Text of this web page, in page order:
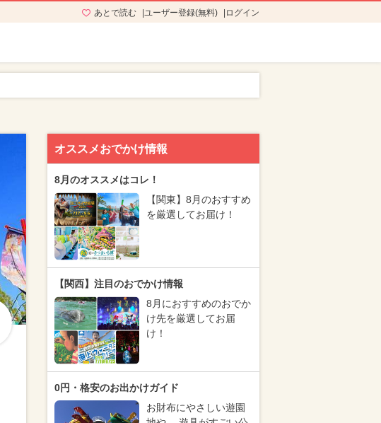
あとで読む ユーザー登録(無料) ログイン
オススメおでかけ情報
8月のオススメはコレ！
【関東】8月のおすすめ
を厳選してお届け！
【関西】注目のおでかけ情報
8月におすすめのおでか
け先を厳選してお届
け！
0円・格安のお出かけガイド
お財布にやさしい遊園